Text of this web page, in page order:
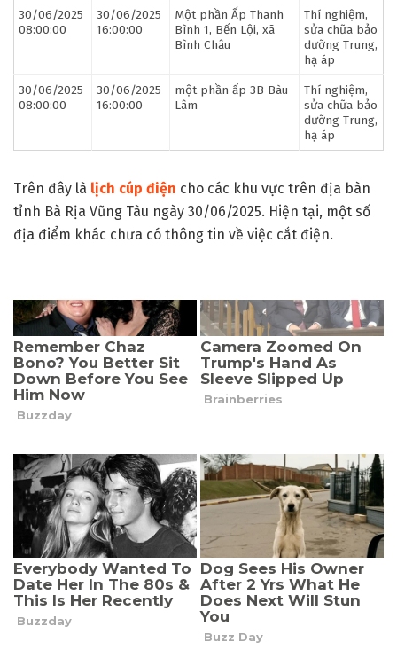
30/06/2025
08:00:00
30/06/2025
16:00:00
Một phần Ấp Thanh
Bình 1, Bến Lội, xã
Bình Châu
Thí nghiệm,
sửa chữa bảo
dưỡng Trung,
hạ áp
30/06/2025
08:00:00
30/06/2025
16:00:00
một phần ấp 3B Bàu
Lâm
Thí nghiệm,
sửa chữa bảo
dưỡng Trung,
hạ áp
Trên đây là lịch cúp điện cho các khu vực trên địa bàn
tỉnh Bà Rịa Vũng Tàu ngày 30/06/2025. Hiện tại, một số
địa điểm khác chưa có thông tin về việc cắt điện.